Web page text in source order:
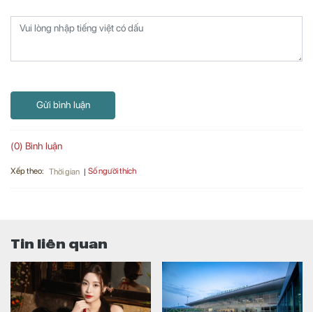
Gửi bình luận
(0) Bình luận
Xếp theo: Thời gian Số người thích
Tin liên quan